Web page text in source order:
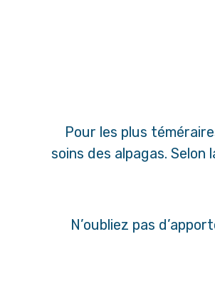
Pour les plus
soins des alpagas.
N’oubliez pas